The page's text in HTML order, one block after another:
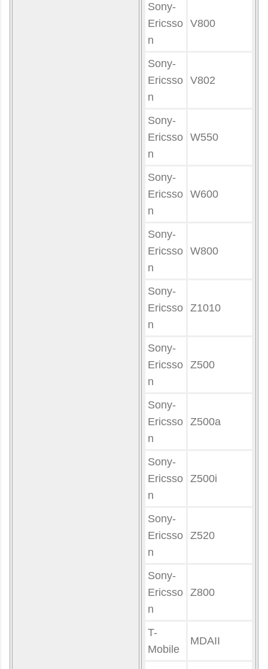
Sony-
Ericsso
n
V800
Sony-
Ericsso
n
V802
Sony-
Ericsso
n
W550
Sony-
Ericsso
n
W600
Sony-
Ericsso
n
W800
Sony-
Ericsso
n
Z1010
Sony-
Ericsso
n
Z500
Sony-
Ericsso
n
Z500a
Sony-
Ericsso
n
Z500i
Sony-
Ericsso
n
Z520
Sony-
Ericsso
n
Z800
T-
Mobile
MDAII